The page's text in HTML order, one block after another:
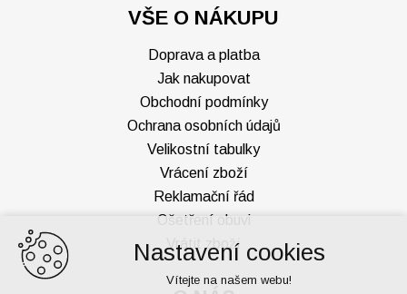
VŠE O NÁKUPU
Doprava a platba
Jak nakupovat
Obchodní podmínky
Ochrana osobních údajů
Velikostní tabulky
Vrácení zboží
Reklamační řád
Ošetření obuvi
Vrátit zboží
Nastavení cookies
Vítejte na našem webu!